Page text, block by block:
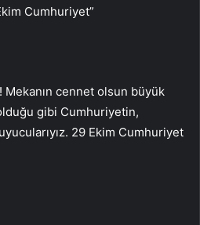
Cumhuriyet”
Mekanın cennet olsun büyük
gibi Cumhuriyetin,
29 Ekim Cumhuriyet